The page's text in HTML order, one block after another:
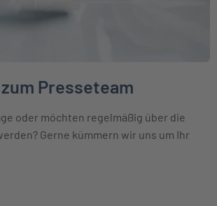
Presseteam
oder möchten regelmäßig über die
Gerne kümmern wir uns um Ihr